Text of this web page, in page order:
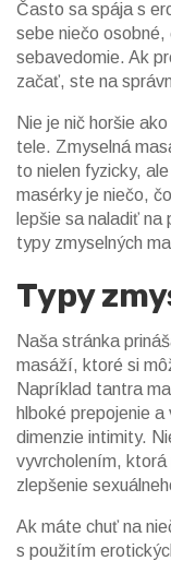
Často sa spája s
sebe niečo
sebavedomie. Ak
začať, ste na
Nie je nič horšie
tele. Zmyselná
to nielen fyzicky,
masérky je niečo,
lepšie sa naladiť
typy zmyselných
Typy
Naša stránka
masáží, ktoré si
Napríklad tantra
hlboké prepojenie
dimenzie intimity.
vyvrcholením, ktorá
zlepšenie
Ak máte chuť na
s použitím